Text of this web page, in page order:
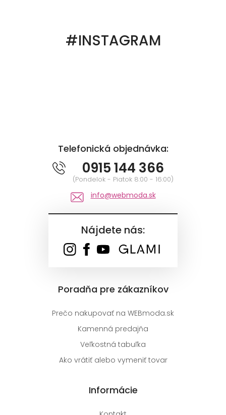
#INSTAGRAM
Telefonická objednávka:
0915 144 366
(Pondelok - Piatok 8:00 - 16:00)
info@webmoda.sk
Nájdete nás:
Poradňa pre zákazníkov
Prečo nakupovať na WEBmoda.sk
Kamenná predajňa
Veľkostná tabuľka
Ako vrátiť alebo vymeniť tovar
Informácie